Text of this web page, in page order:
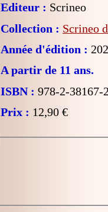
Editeur : Scrineo
Collection : Scrineo
Année d'édition :
A partir de 11 ans.
ISBN : 978-2-38167-
Prix : 12,90 €